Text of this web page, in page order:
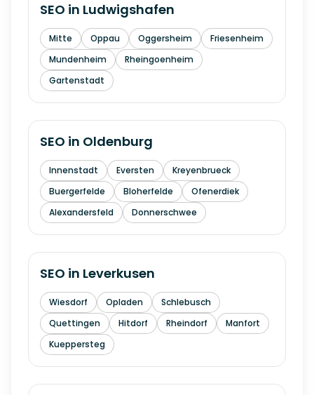
SEO in Ludwigshafen
Mitte Oppau Oggersheim
Friesenheim
Mundenheim
Rheingoenheim
Gartenstadt
SEO in Oldenburg
Innenstadt Eversten
Kreyenbrueck
Buergerfelde
Bloherfelde
Ofenerdiek
Alexandersfeld
Donnerschwee
SEO in Leverkusen
Wiesdorf Opladen
Schlebusch
Quettingen
Hitdorf Rheindorf
Manfort
Kueppersteg